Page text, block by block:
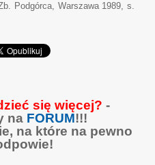
Podgórca, Warszawa 1989, s.
się więcej? -
na FORUM!!!
na które na pewno